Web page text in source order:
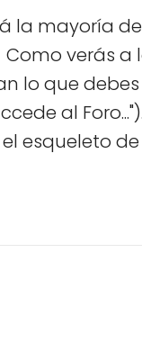
la mayoría
verás a
lo que
al
esqueleto